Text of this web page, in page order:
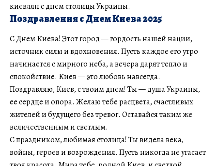
киевлян с днем столицы Украины.
Поздравления с Днем Киева 2025
С Днем Киева! Этот город — гордость нашей нации,
источник силы и вдохновения. Пусть каждое его утро
начинается с мирного неба, а вечера дарят тепло и
спокойствие. Киев — это любовь навсегда.
Поздравляю, Киев, с твоим днем! Ты — душа Украины,
ее сердце и опора. Желаю тебе расцвета, счастливых
жителей и будущего без тревог. Оставайся таким же
величественным и светлым.
С праздником, любимая столица! Ты видела века,
войны, героев и возрождения. Пусть никогда не угасает